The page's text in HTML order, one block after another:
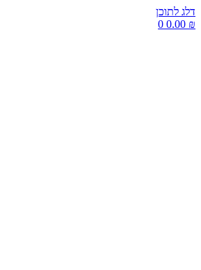
דלג לתוכן
0.00 ₪
0